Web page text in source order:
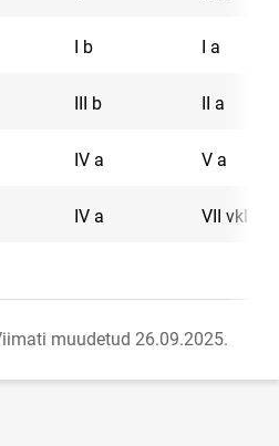
I b I a
III b II a
IV a V a
IV a VII vkl
muudetud 26.09.2025.